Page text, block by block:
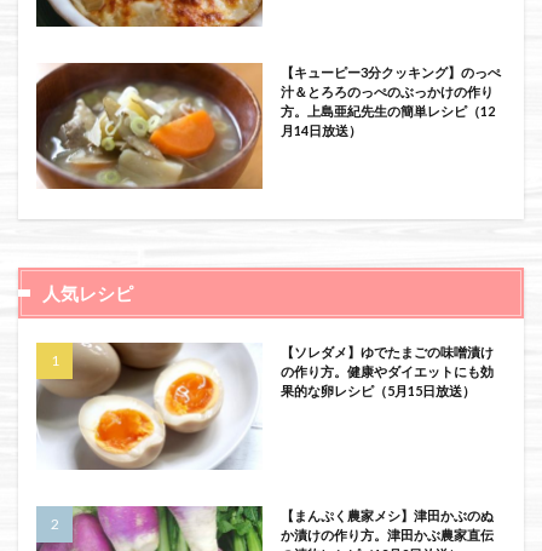
【キューピー3分クッキング】のっぺ
汁＆とろろのっぺのぶっかけの作り
方。上島亜紀先生の簡単レシピ（12
月14日放送）
人気レシピ
【ソレダメ】ゆでたまごの味噌漬け
の作り方。健康やダイエットにも効
果的な卵レシピ（5月15日放送）
【まんぷく農家メシ】津田かぶのぬ
か漬けの作り方。津田かぶ農家直伝